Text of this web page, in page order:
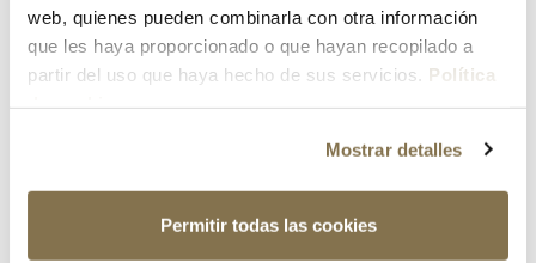
web, quienes pueden combinarla con otra información
que les haya proporcionado o que hayan recopilado a
partir del uso que haya hecho de sus servicios. Política
Mostrar detalles
Permitir todas las cookies